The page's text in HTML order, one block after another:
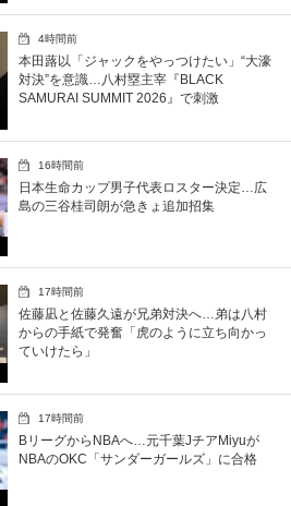
4時間前
本田蕗以「ジャックをやっつけたい」“大濠
対決”を意識…八村塁主宰『BLACK
SAMURAI SUMMIT 2026』で刺激
16時間前
日本生命カップ男子代表ロスター決定…広
島の三谷桂司朗が急きょ追加招集
17時間前
佐藤凪と佐藤久遠が兄弟対決へ…弟は八村
からの手紙で発奮「虎のように立ち向かっ
ていけたら」
17時間前
BリーグからNBAへ…元千葉JチアMiyuが
NBAのOKC「サンダーガールズ」に合格